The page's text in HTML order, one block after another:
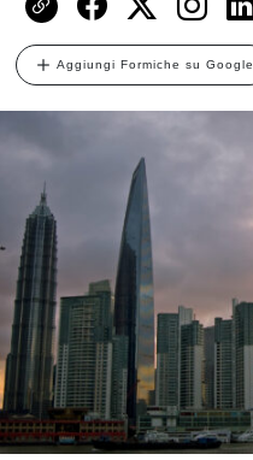
Aggiungi Formiche su Google